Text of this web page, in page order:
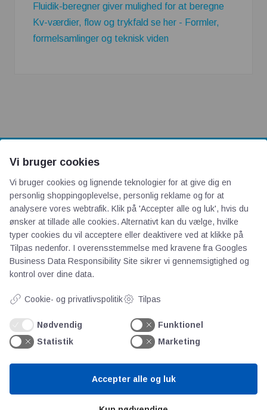
Fluidik-beregner giver mulighed for at beregne
Kv-værdier, flow og trykfald se her - Formler,
formelsamlinger og teknisk viden
AOT
Om os
Priser
Kontakt
Persondata
Videncentre
Teknologisk Institut
Bitva
Forkortelser
Vi bruger cookies
Vi bruger cookies og lignende teknologier for at give dig en
personlig shoppingoplevelse, personlig reklame og for at
analysere vores webtrafik. Klik på 'Accepter alle og luk', hvis du
ønsker at tillade alle cookies. Alternativt kan du vælge, hvilke
typer cookies du vil acceptere eller deaktivere ved at klikke på
Tilpas nedenfor. I overensstemmelse med kravene fra Googles
Business Data Responsibility Site sikrer vi gennemsigtighed og
kontrol over dine data.
Cookie- og privatlivspolitik Tilpas
Nødvendig
Funktionel
Statistik
Marketing
Accepter alle og luk